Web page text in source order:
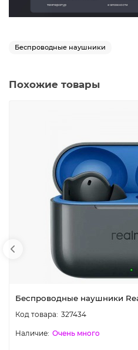
Беспроводные наушники
Похожие товары
Беспроводные наушники
327434
Очень много